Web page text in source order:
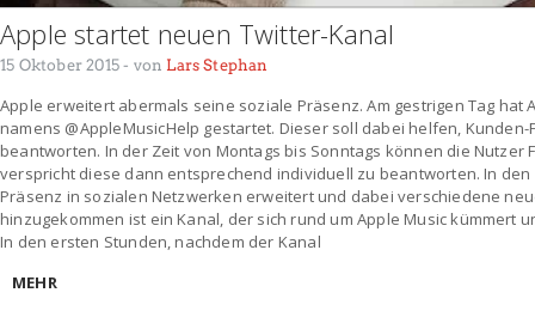
Apple startet neuen Twitter-Kanal
15 Oktober 2015- von Lars Stephan
Apple erweitert abermals seine soziale Präsenz. Am gestrigen Tag hat
namens @AppleMusicHelp gestartet. Dieser soll dabei helfen,
beantworten. In der Zeit von Montags bis Sonntags können die Nutzer
verspricht diese dann entsprechend individuell zu beantworten. In
Präsenz in sozialen Netzwerken erweitert und dabei verschiedene
hinzugekommen ist ein Kanal, der sich rund um Apple Music kümmert
In den ersten Stunden, nachdem der Kanal
MEHR